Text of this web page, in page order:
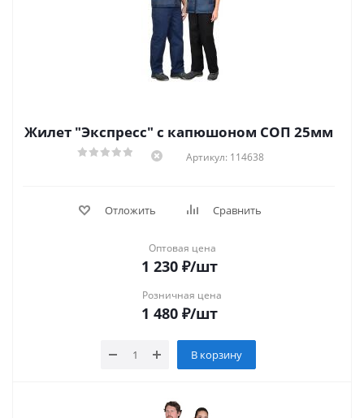
Жилет "Экспресс" с капюшоном СОП 25мм
Артикул: 114638
Отложить Сравнить
Оптовая цена
1 230₽/шт
Розничная цена
1 480₽/шт
В корзину